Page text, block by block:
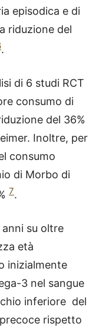
episodica e di
riduzione del
.
di 6 studi RCT
consumo di
del 36%
Inoltre, per
consumo
di Morbo di
7.
su oltre
età
inizialmente
3 nel sangue
inferiore del
rispetto